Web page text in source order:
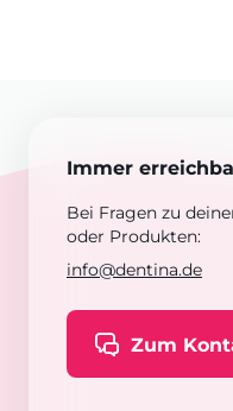
Immer
Bei Fragen zu
oder Produkten:
info@dentina.de
Zum